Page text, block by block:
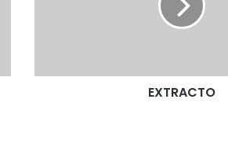
EXTRACTO